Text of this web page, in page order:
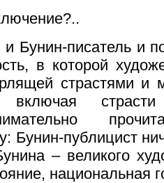
и Бунин-писатель и
в которой
страстями и
страсти
Бунин-публицист
– великого
национальная